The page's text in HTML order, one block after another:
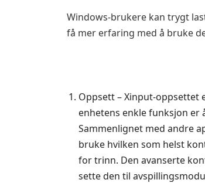
Windows-brukere kan trygt
få mer erfaring med å bruke
Oppsett – Xinput-oppsettet
enhetens enkle funksjon er
Sammenlignet med andre
bruke hvilken som helst
for trinn. Den avanserte
sette den til